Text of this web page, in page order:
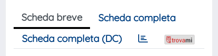
Scheda breve
Scheda completa
Scheda completa (DC)